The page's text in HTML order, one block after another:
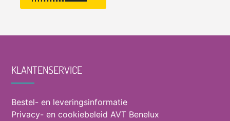
KLANTENSERVICE
Bestel- en leveringsinformatie
Privacy- en cookiebeleid AVT Benelux